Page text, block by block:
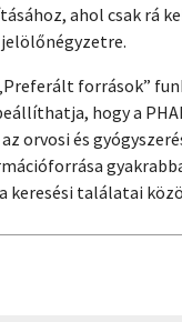
ahol csak rá
források”
hogy a
orvosi és
keresési találatai